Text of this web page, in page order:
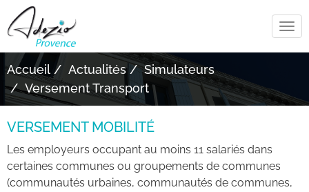
Accueil Actualités
Simulateurs
Versement Transport
VERSEMENT MOBILITÉ
Les employeurs occupant au moins 11 salariés dans
certaines communes ou groupements de communes
(communautés urbaines, communautés de communes,